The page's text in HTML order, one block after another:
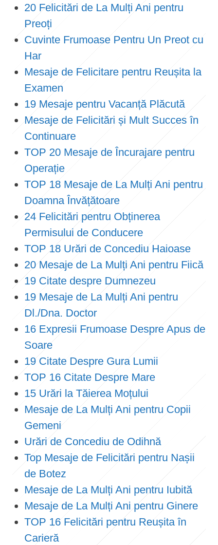
20 Felicitări de La Mulți Ani pentru
Preoți
Cuvinte Frumoase Pentru Un Preot cu
Har
Mesaje de Felicitare pentru Reușita la
Examen
19 Mesaje pentru Vacanță Plăcută
Mesaje de Felicitări și Mult Succes în
Continuare
TOP 20 Mesaje de Încurajare pentru
Operație
TOP 18 Mesaje de La Mulți Ani pentru
Doamna Învățătoare
24 Felicitări pentru Obținerea
Permisului de Conducere
TOP 18 Urări de Concediu Haioase
20 Mesaje de La Mulți Ani pentru Fiică
19 Citate despre Dumnezeu
19 Mesaje de La Mulți Ani pentru
Dl./Dna. Doctor
16 Expresii Frumoase Despre Apus de
Soare
19 Citate Despre Gura Lumii
TOP 16 Citate Despre Mare
15 Urări la Tăierea Moțului
Mesaje de La Mulți Ani pentru Copii
Gemeni
Urări de Concediu de Odihnă
Top Mesaje de Felicitări pentru Nașii
de Botez
Mesaje de La Mulți Ani pentru Iubită
Mesaje de La Mulți Ani pentru Ginere
TOP 16 Felicitări pentru Reușita în
Carieră